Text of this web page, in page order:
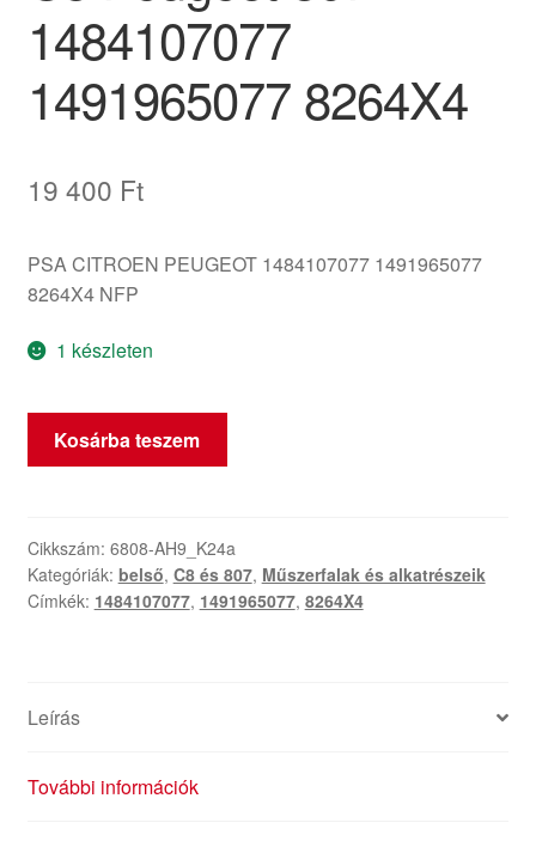
1484107077
1491965077 8264X4
19 400 Ft
PSA CITROEN PEUGEOT 1484107077 1491965077
8264X4 NFP
1 készleten
Középső
Szellőzőnyílás
Peugeot
807
1484107077
Kosárba teszem
Cikkszám: 6808-AH9_K24a
Kategóriák: belső, C8 és 807, Műszerfalak és alkatrészeik
Címkék: 1484107077, 1491965077, 8264X4
Leírás
További információk